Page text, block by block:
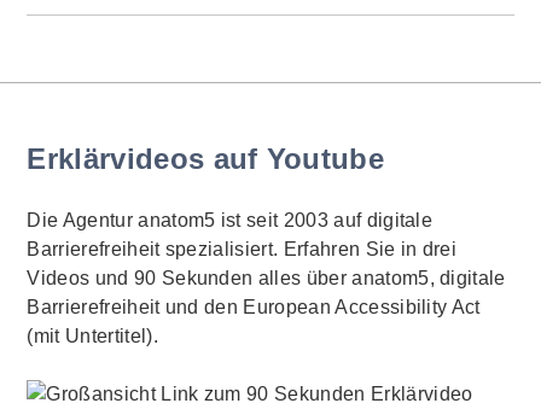
Erklärvideos auf Youtube
Die Agentur anatom5 ist seit 2003 auf digitale
Barrierefreiheit spezialisiert. Erfahren Sie in drei
Videos und 90 Sekunden alles über anatom5, digitale
Barrierefreiheit und den European Accessibility Act
(mit Untertitel).